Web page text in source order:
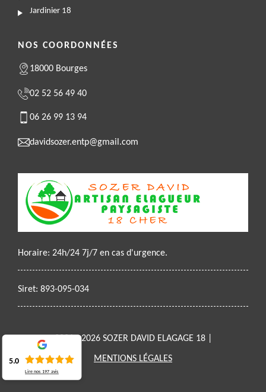
Jardinier 18
NOS COORDONNÉES
18000 Bourges
02 52 56 49 40
06 26 99 13 94
davidsozer.entp@gmail.com
Horaire: 24h/24 7j/7 en cas d'urgence.
Siret: 893-095-034
2021 - 2026 SOZER DAVID ELAGAGE 18 |
MENTIONS LÉGALES
5.0
Lire nos197 avis